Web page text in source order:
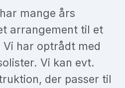
mange års
arrangement til et
har optrådt med
Vi kan evt.
der passer til